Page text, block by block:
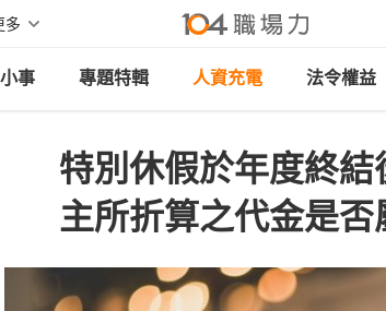
多
事 專題特輯 人資充電 法令權益
特別休假於年度終
主所折算之代金是